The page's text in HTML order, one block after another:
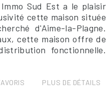
Sud Est a le plaisir
cette maison située
d'Aime-la-Plagne.
cette maison offre de
fonctionnelle.
PLUS DE DÉTAILS